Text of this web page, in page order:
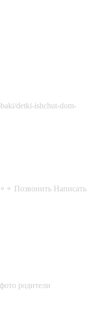
detki-ishchut-dom-
Позвонить Написать
родители